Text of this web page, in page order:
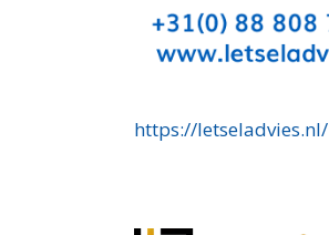
https://letseladvies.nl/